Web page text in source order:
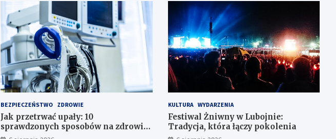
BEZPIECZEŃSTWO ZDROWIE
Jak przetrwać upały: 10
sprawdzonych sposobów na zdrowie
i bezpieczeństwo
KULTURA WYDARZENIA
Festiwal Żniwny w Lubojnie:
Tradycja, która łączy pokolenia